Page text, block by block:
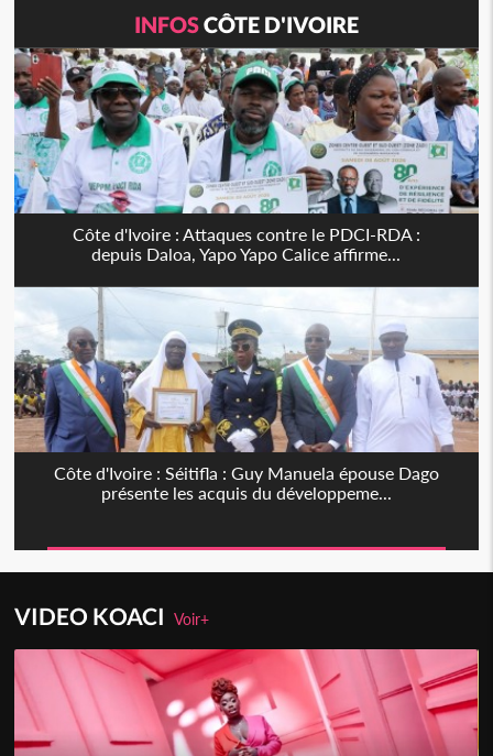
INFOSCÔTE D'IVOIRE
Côte d'Ivoire : Attaques contre le PDCI-RDA :
depuis Daloa, Yapo Yapo Calice affirme...
Côte d'Ivoire : Séitifla : Guy Manuela épouse Dago
présente les acquis du développeme...
VIDEO KOACIVoir+